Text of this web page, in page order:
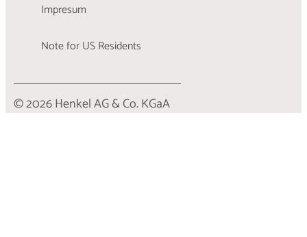
Impresum
Note for US Residents
© 2026 Henkel AG & Co. KGaA